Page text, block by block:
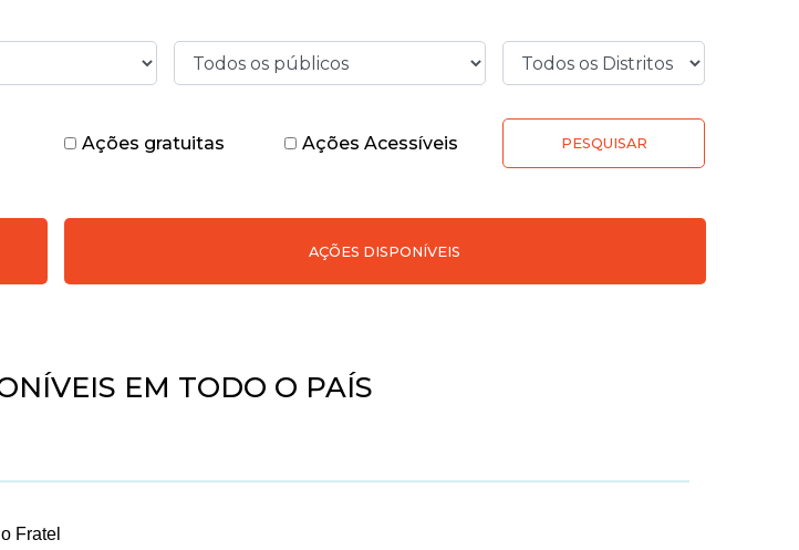
Ações gratuitas Ações Acessíveis PESQUISAR
AÇÕES DISPONÍVEIS
EM TODO O PAÍS
Fratel